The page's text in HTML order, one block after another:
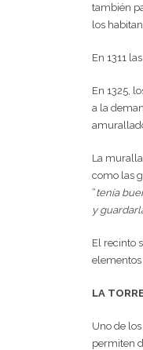
también
los
En 1311
En 1325,
a la
La
como las
“tenía
y
El recinto
elementos
LA
Uno de
permiten